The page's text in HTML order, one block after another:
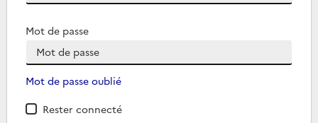
Mot de passe
Mot de passe oublié
Rester connecté